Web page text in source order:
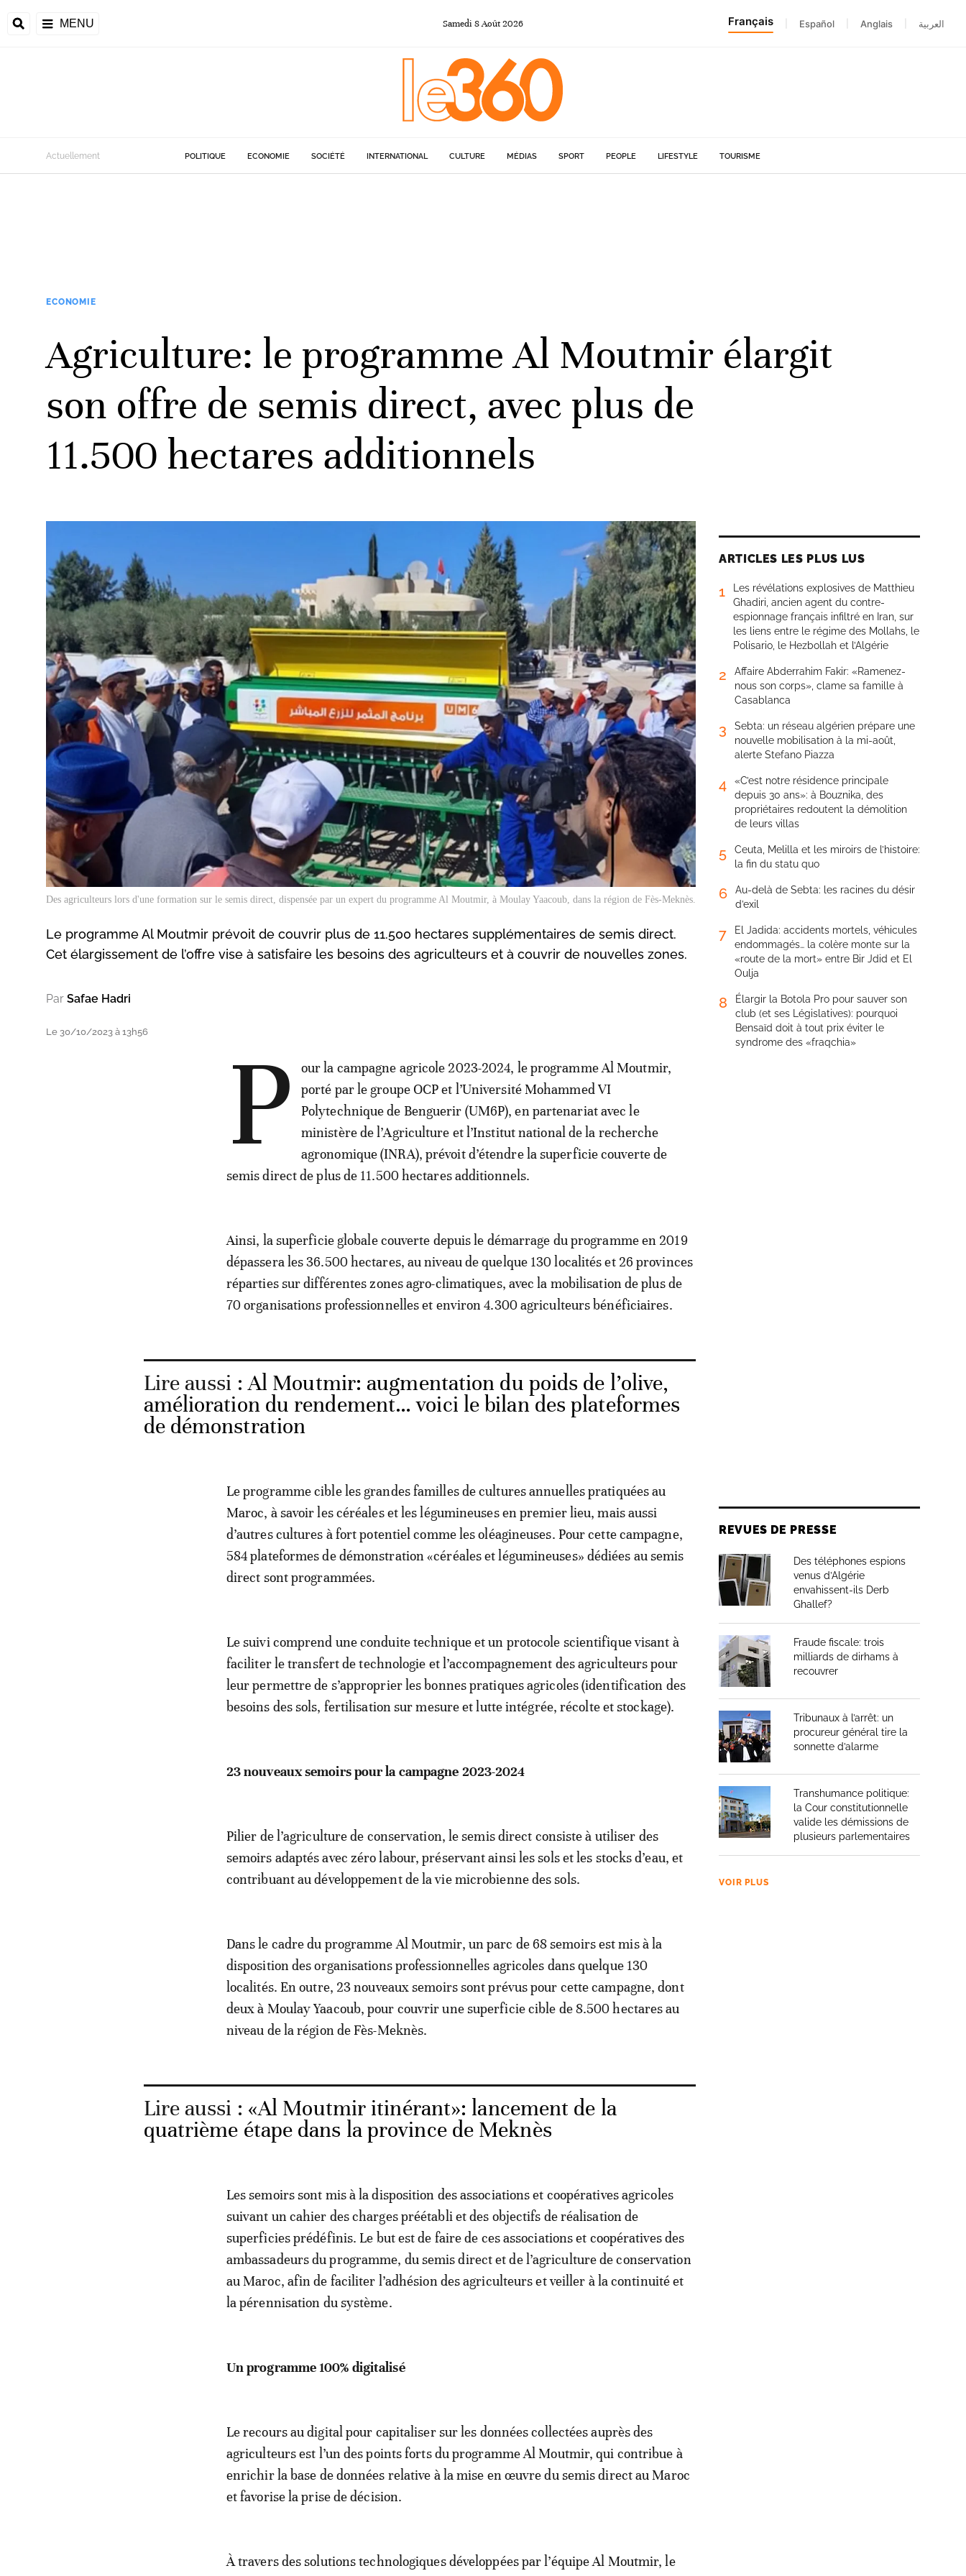
MENU Samedi 8Août2026 Français Español Anglais العربية
Actuellement POLITIQUE ECONOMIE SOCIÉTÉ INTERNATIONAL CULTURE MÉDIAS SPORT PEOPLE LIFESTYLE TOURISME
ECONOMIE
Agriculture: le programme Al Moutmir élargit
son offre de semis direct, avec plus de
11.500 hectares additionnels
Des agriculteurs lors d'une formation sur le semis direct, dispensée par un expert du programme Al Moutmir, à Moulay Yaacoub, dans la région de Fès-Meknès.
Le programme Al Moutmir prévoit de couvrir plus de 11.500 hectares supplémentaires de semis direct.
Cet élargissement de l’offre vise à satisfaire les besoins des agriculteurs et à couvrir de nouvelles zones.
Par Safae Hadri
Le 30/10/2023 à 13h56 P
our la campagne agricole 2023-2024, le programme Al Moutmir,
porté par le groupe OCP et l’Université Mohammed VI
Polytechnique de Benguerir (UM6P), en partenariat avec le
ministère de l’Agriculture et l’Institut national de la recherche
agronomique (INRA), prévoit d’étendre la superficie couverte de
semis direct de plus de 11.500 hectares additionnels.
Ainsi, la superficie globale couverte depuis le démarrage du programme en 2019
dépassera les 36.500 hectares, au niveau de quelque 130 localités et 26 provinces
réparties sur différentes zones agro-climatiques, avec la mobilisation de plus de
70 organisations professionnelles et environ 4.300 agriculteurs bénéficiaires.
Lire aussi :Al Moutmir: augmentation du poids de l’olive,
amélioration du rendement… voici le bilan des plateformes
de démonstration
Le programme cible les grandes familles de cultures annuelles pratiquées au
Maroc, à savoir les céréales et les légumineuses en premier lieu, mais aussi
d’autres cultures à fort potentiel comme les oléagineuses. Pour cette campagne,
584 plateformes de démonstration «céréales et légumineuses» dédiées au semis
direct sont programmées.
Le suivi comprend une conduite technique et un protocole scientifique visant à
faciliter le transfert de technologie et l’accompagnement des agriculteurs pour
leur permettre de s’approprier les bonnes pratiques agricoles (identification des
besoins des sols, fertilisation sur mesure et lutte intégrée, récolte et stockage).
23 nouveaux semoirs pour la campagne 2023-2024
Pilier de l’agriculture de conservation, le semis direct consiste à utiliser des
semoirs adaptés avec zéro labour, préservant ainsi les sols et les stocks d’eau, et
contribuant au développement de la vie microbienne des sols.
Dans le cadre du programme Al Moutmir, un parc de 68 semoirs est mis à la
disposition des organisations professionnelles agricoles dans quelque 130
localités. En outre, 23 nouveaux semoirs sont prévus pour cette campagne, dont
deux à Moulay Yaacoub, pour couvrir une superficie cible de 8.500 hectares au
niveau de la région de Fès-Meknès.
Lire aussi : «Al Moutmir itinérant»: lancement de la
quatrième étape dans la province de Meknès
Les semoirs sont mis à la disposition des associations et coopératives agricoles
suivant un cahier des charges préétabli et des objectifs de réalisation de
superficies prédéfinis. Le but est de faire de ces associations et coopératives des
ambassadeurs du programme, du semis direct et de l’agriculture de conservation
au Maroc, afin de faciliter l’adhésion des agriculteurs et veiller à la continuité et
la pérennisation du système.
Un programme 100% digitalisé
Le recours au digital pour capitaliser sur les données collectées auprès des
agriculteurs est l’un des points forts du programme Al Moutmir, qui contribue à
enrichir la base de données relative à la mise en œuvre du semis direct au Maroc
et favorise la prise de décision.
À travers des solutions technologiques développées par l’équipe Al Moutmir, le
ARTICLES LES PLUS LUS
1
Les révélations explosives de Matthieu
Ghadiri, ancien agent du contre-
espionnage français infiltré en Iran, sur
les liens entre le régime des Mollahs, le
Polisario, le Hezbollah et l’Algérie
2
Affaire Abderrahim Fakir: «Ramenez-
nous son corps», clame sa famille à
Casablanca
3
Sebta: un réseau algérien prépare une
nouvelle mobilisation à la mi-août,
alerte Stefano Piazza
4
«C’est notre résidence principale
depuis 30 ans»: à Bouznika, des
propriétaires redoutent la démolition
de leurs villas
5
Ceuta, Melilla et les miroirs de l’histoire:
la fin du statu quo
6
Au-delà de Sebta: les racines du désir
d’exil
7
El Jadida: accidents mortels, véhicules
endommagés… la colère monte sur la
«route de la mort» entre Bir Jdid et El
Oulja
8
Élargir la Botola Pro pour sauver son
club (et ses Législatives): pourquoi
Bensaïd doit à tout prix éviter le
syndrome des «fraqchia»
REVUES DE PRESSE
Des téléphones espions
venus d’Algérie
envahissent-ils Derb
Ghallef?
Fraude fiscale: trois
milliards de dirhams à
recouvrer
Tribunaux à l’arrêt: un
procureur général tire la
sonnette d’alarme
Transhumance politique:
la Cour constitutionnelle
valide les démissions de
plusieurs parlementaires
VOIR PLUS